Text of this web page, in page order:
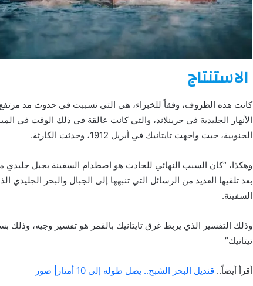
الاستنتاج
كانت هذه الظروف، وفقاً للخبراء، هي التي تسببت في حدوث مد
الأنهار الجليدية في جرينلاند، والتي كانت عالقة في ذلك الوقت في
الجنوبية، حيث واجهت تايتانيك في أبريل 1912، وحدثت الكارثة.
وهكذا، “كان السبب النهائي للحادث هو اصطدام السفينة بجبل جليدي
بعد تلقيها العديد من الرسائل التي تنبهها إلى الجبال والبحر
السفينة.
وذلك التفسير الذي يربط غرق تايتانيك بالقمر هو تفسير وجيه،
تيتانيك”
أقرأ أيضاً.. قنديل البحر الشبح.. يصل طوله إلى 10 أمتار| صور